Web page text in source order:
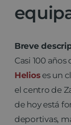
Breve
Casi 100
Helioses un
el centro de
de hoy está
deportivas,